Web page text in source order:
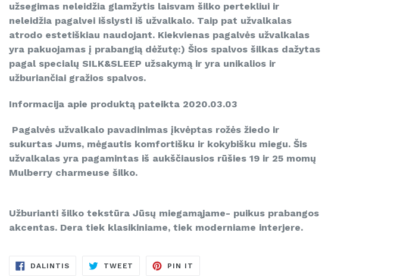
užsegimas neleidžia glamžytis laisvam šilko pertekliui ir
neleidžia pagalvei išslysti iš užvalkalo. Taip pat užvalkalas
atrodo estetiškiau naudojant. Kiekvienas pagalvės užvalkalas
yra pakuojamas į prabangią dėžutę:) Šios spalvos šilkas dažytas
pagal specialų SILK&SLEEP užsakymą ir yra unikalios ir
užburiančiai gražios spalvos.
Informacija apie produktą pateikta 2020.03.03
Pagalvės užvalkalo pavadinimas įkvėptas rožės žiedo ir
sukurtas Jums, mėgautis komfortišku ir kokybišku miegu. Šis
užvalkalas yra pagamintas iš aukščiausios rūšies 19 ir 25 momų
Mulberry charmeuse šilko.
Užburianti šilko tekstūra Jūsų miegamąjame- puikus prabangos
akcentas. Dera tiek klasikiniame, tiek moderniame interjere.
DALINTISDALINTIS
FACEBOOKE
TWEET
TWEETINTI
TVITERYJE
PIN IT